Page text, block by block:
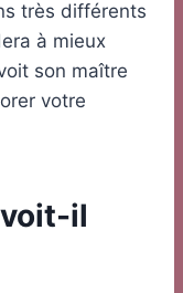
très différents
à mieux
son maître
votre
il